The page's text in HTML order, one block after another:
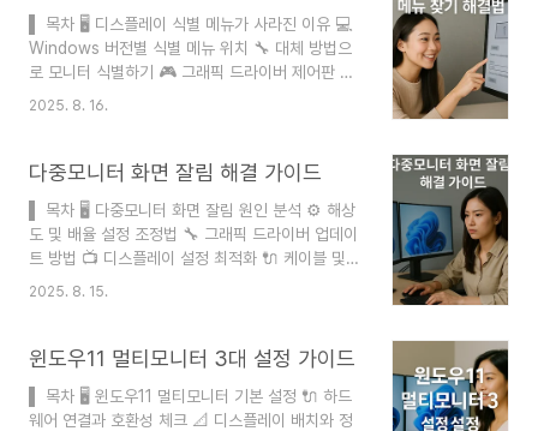
활용하는 방법에 대해 자세히 알아볼게요! 💻 많은
사용자들이 그래픽카드를 장착하면 내장 그래픽은
자동으로 비활성화된다고 생각하지만, 실제로는 적
절한 설정을 통해 두 가지를 모두 활용할 수 있어요.
▌ 목차 🖥️ 디스플레이 식별 메뉴가 사라진 이유 💻
Windows 버전별 식별 메뉴 위치 🔧 대체 방법으
로 모니터 식별하기 🎮 그래픽 드라이버 제어판 활
용법 🛠️ 문제 해결 단계별 가이드 📝 레지스트리 수
일반적인 현상이에요. 특히 듀얼 모니터나 멀티 모
죠. Windows 업데이트 후나 그래픽 드라이버 변
경 시 자주 발생하는데, 걱정하지 마세요! 여러 가지
해결 방법이 있답니다. 이 문제는 주로 단일 모니터
환경에서 발생하거나, 시스템이 연결된 디스플레이
2025. 8. 16.
다중모니터 화면 잘림 해결 가이드
▌ 목차 🖥️ 다중모니터 화면 잘림 원인 분석 ⚙️ 해상
도 및 배율 설정 조정법 🔧 그래픽 드라이버 업데이
트 방법 📺 디스플레이 설정 최적화 🔌 케이블 및
연결 문제 해결 🎯 고급 설정 및 트러블슈팅 ❓ FAQ
는 생산성을 크게 떨어뜨리고 작업에 불편을 초래하
해결 방법까지 상세히 알아볼게요. 다중모니터 환경
은 업무 효율성을 높이고 멀티태스킹을 가능하게 해
2025. 8. 15.
윈도우11 멀티모니터 3대 설정 가이드
▌ 목차 🖥️ 윈도우11 멀티모니터 기본 설정 🔌 하드
웨어 연결과 호환성 체크 📐 디스플레이 배치와 정